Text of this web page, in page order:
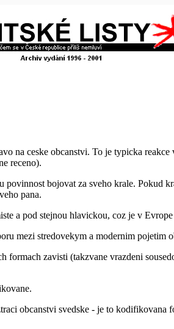
na ceske obcanstvi. To je typicka
receno).
bojovat za sveho krale. Pokud
pana.
a pod stejnou hlavickou, coz je v
mezi stredovekym a modernim pojetim
formach zavisti (takzvane vrazdeni
obcanstvi svedske - je to kodifikovana